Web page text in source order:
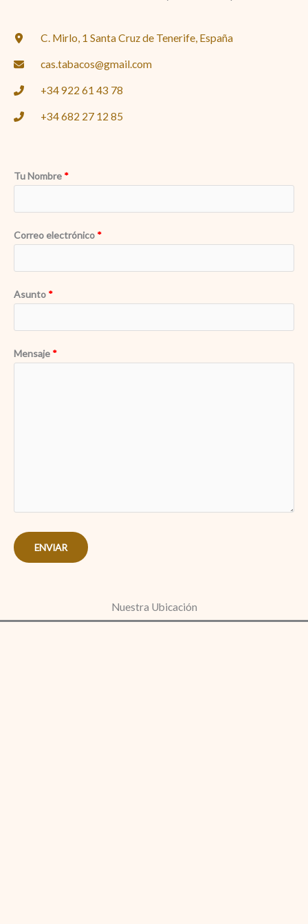
C. Mirlo, 1 Santa Cruz de Tenerife, España
cas.tabacos@gmail.com
+34 922 61 43 78
+34 682 27 12 85
Tu Nombre
Correo electrónico
Asunto
Mensaje
ENVIAR
Nuestra Ubicación